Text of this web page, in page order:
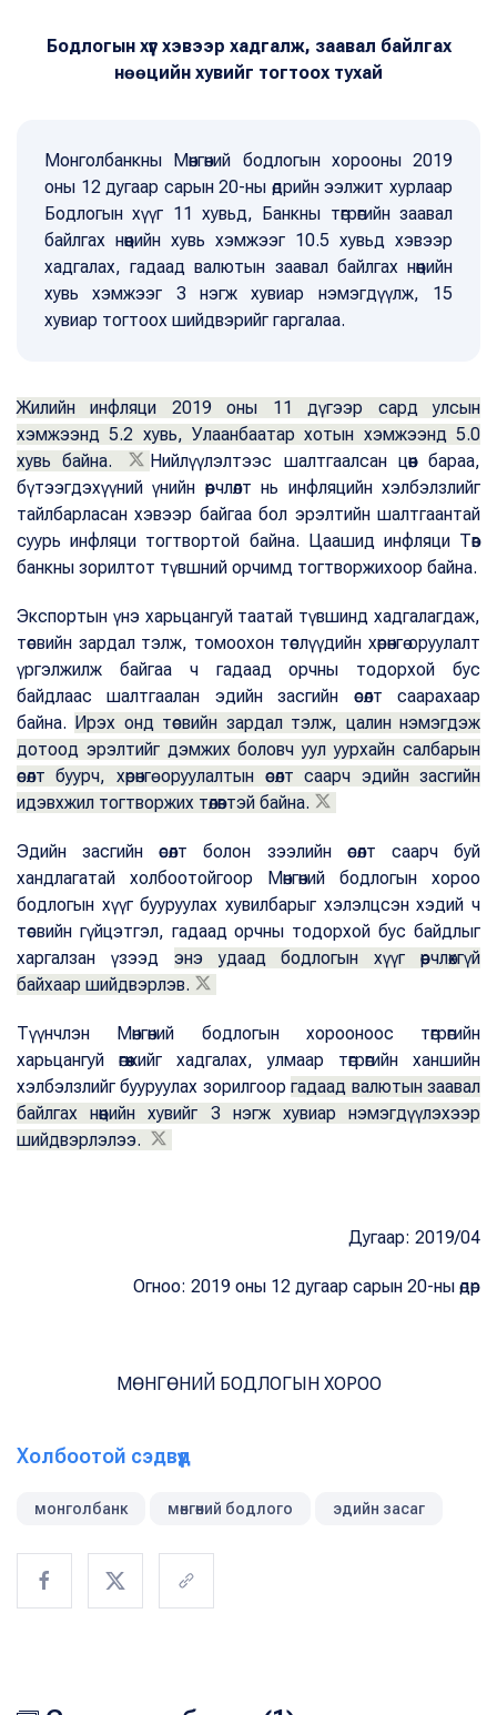
Бодлогын хүүг хэвээр хадгалж, заавал байлгах
нөөцийн хувийг тогтоох тухай
Монголбанкны Мөнгөний бодлогын хорооны 2019
оны 12 дугаар сарын 20-ны өдрийн ээлжит хурлаар
Бодлогын хүүг 11 хувьд, Банкны төгрөгийн заавал
байлгах нөөцийн хувь хэмжээг 10.5 хувьд хэвээр
хадгалах, гадаад валютын заавал байлгах нөөцийн
хувь хэмжээг 3 нэгж хувиар нэмэгдүүлж, 15
хувиар тогтоох шийдвэрийг гаргалаа.
Жилийн инфляци 2019 оны 11 дүгээр сард улсын
хэмжээнд 5.2 хувь, Улаанбаатар хотын хэмжээнд 5.0
хувь байна.
Нийлүүлэлтээс шалтгаалсан цөөн бараа,
бүтээгдэхүүний үнийн өөрчлөлт нь инфляцийн хэлбэлзлийг
тайлбарласан хэвээр байгаа бол эрэлтийн шалтгаантай
суурь инфляци тогтвортой байна. Цаашид инфляци Төв
банкны зорилтот түвшний орчимд тогтворжихоор байна.
Экспортын үнэ харьцангуй таатай түвшинд хадгалагдаж,
төсвийн зардал тэлж, томоохон төслүүдийн хөрөнгө оруулалт
үргэлжилж байгаа ч гадаад орчны тодорхой бус
байдлаас шалтгаалан эдийн засгийн өсөлт саарахаар
байна. Ирэх онд төсвийн зардал тэлж, цалин нэмэгдэж
дотоод эрэлтийг дэмжих боловч уул уурхайн салбарын
өсөлт буурч, хөрөнгө оруулалтын өсөлт саарч эдийн засгийн
идэвхжил тогтворжих төлөвтэй байна.
Эдийн засгийн өсөлт болон зээлийн өсөлт саарч буй
хандлагатай холбоотойгоор Мөнгөний бодлогын хороо
бодлогын хүүг бууруулах хувилбарыг хэлэлцсэн хэдий ч
төсвийн гүйцэтгэл, гадаад орчны тодорхой бус байдлыг
харгалзан үзээд энэ удаад бодлогын хүүг өөрчлөхгүй
байхаар шийдвэрлэв.
Түүнчлэн Мөнгөний бодлогын хорооноос төгрөгийн
харьцангуй өгөөжийг хадгалах, улмаар төгрөгийн ханшийн
хэлбэлзлийг бууруулах зорилгооргадаад валютын заавал
байлгах нөөцийн хувийг 3 нэгж хувиар нэмэгдүүлэхээр
шийдвэрлэлээ.
Дугаар: 2019/04
Огноо: 2019 оны 12 дугаар сарын 20-ны өдөр
МӨНГӨНИЙ БОДЛОГЫН ХОРОО
Холбоотой сэдвүүд
монголбанк мөнгөний бодлого эдийн засаг